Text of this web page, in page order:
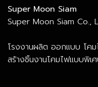
Super Moon Siam
Super Moon Siam Co.,
โรงงานผลิต ออกแบบ โค
สร้างชิ้นงานโคมไฟแบบพิเ